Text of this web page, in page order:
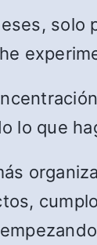
solo
lo que